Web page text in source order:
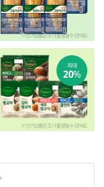
※ 인기상품은 조기 품절될 수 있어요.
최대
20%
※ 인기상품은 조기 품절될 수 있어요.